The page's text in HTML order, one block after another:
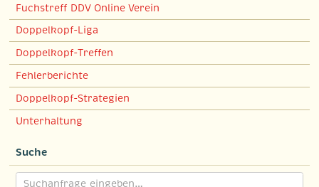
Fuchstreff DDV Online Verein
Doppelkopf-Liga
Doppelkopf-Treffen
Fehlerberichte
Doppelkopf-Strategien
Unterhaltung
Suche